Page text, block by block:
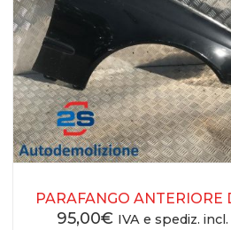
PARAFANGO ANTERIORE
95,00€ IVA e spediz. incl.